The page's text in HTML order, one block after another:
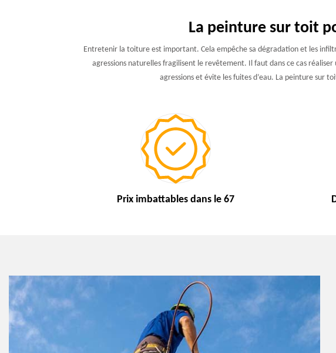
La peinture sur toit
Entretenir la toiture est important. Cela empêche sa dégradation et les
agressions naturelles fragilisent le revêtement. Il faut dans ce cas
agressions et évite les fuites d’eau. La peinture sur
Prix imbattables dans le 67